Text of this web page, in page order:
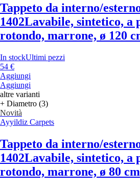
Tappeto da interno/
1402Lavabile, sintetico, a
rotondo, marrone, ø 120
In stockUltimi pezzi
54 €
Aggiungi
Aggiungi
altre varianti
+ Diametro (3)
Novità
Ayyildiz Carpets
Tappeto da interno/
1402Lavabile, sintetico, a
rotondo, marrone, ø 80 cm